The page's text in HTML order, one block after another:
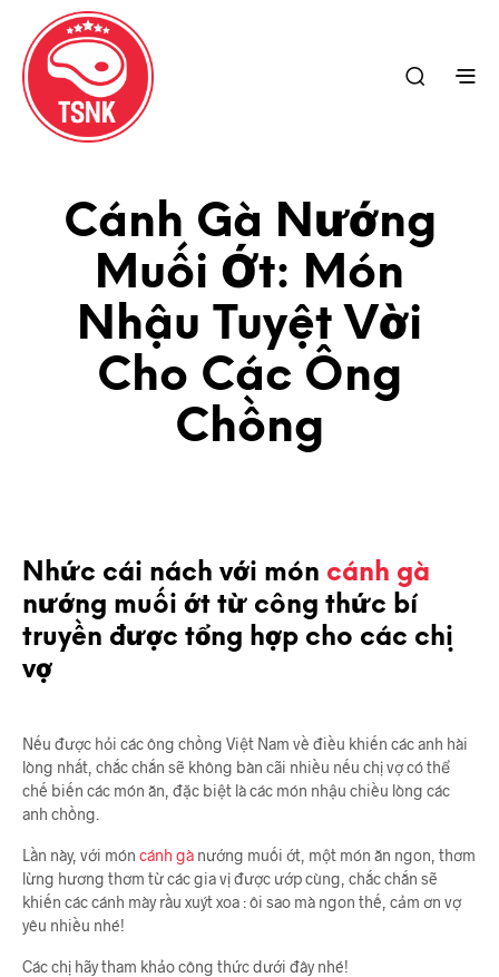
Cánh Gà Nướng
Muối Ớt: Món
Nhậu Tuyệt Vời
Cho Các Ông
Chồng
Nhức cái nách với món cánh gà
nướng muối ớt từ công thức bí
truyền được tổng hợp cho các chị
vợ
Nếu được hỏi các ông chồng Việt Nam về điều khiến các anh hài
lòng nhất, chắc chắn sẽ không bàn cãi nhiều nếu chị vợ có thể
chế biến các món ăn, đặc biệt là các món nhậu chiều lòng các
anh chồng.
Lần này, với món cánh gà nướng muối ớt, một món ăn ngon, thơm
lừng hương thơm từ các gia vị được ướp cùng, chắc chắn sẽ
khiến các cánh mày rầu xuýt xoa : ôi sao mà ngon thế, cảm ơn vợ
yêu nhiều nhé!
Các chị hãy tham khảo công thức dưới đây nhé!